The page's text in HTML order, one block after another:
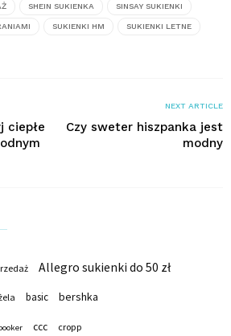
SHEIN SUKIENKA SINSAY SUKIENKI
SUKIENKI HM SUKIENKI LETNE
ciepłe
NEXT ARTICLE
Czy sweter hiszpanka jest
modny
Allegro sukienki do 50 zł
basic bershka
ccc cropp